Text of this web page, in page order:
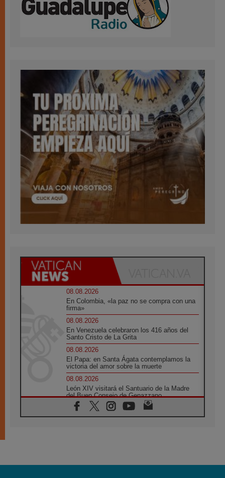
08.08.2026
En Colombia, «la paz no se compra con una
firma»
08.08.2026
En Venezuela celebraron los 416 años del
Santo Cristo de La Grita
08.08.2026
El Papa: en Santa Ágata contemplamos la
victoria del amor sobre la muerte
08.08.2026
León XIV visitará el Santuario de la Madre
del Buen Consejo de Genazzano
07.08.2026
Filipinas: el Vicariato Apostólico de Calapán
07.08.2026